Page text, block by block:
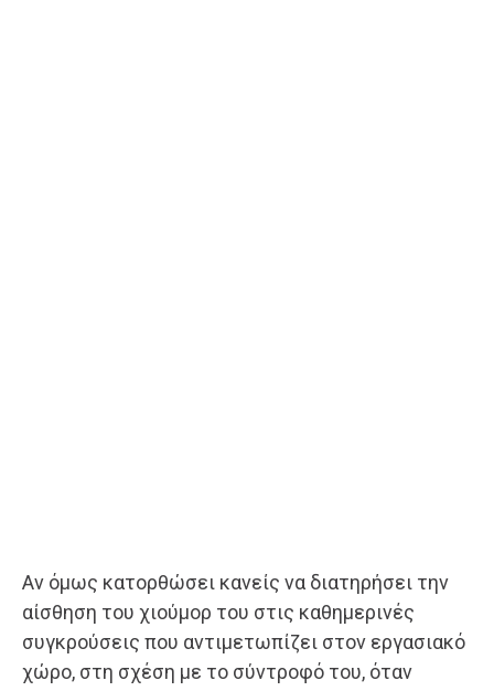
Αν όμως κατορθώσει κανείς να διατηρήσει την
αίσθηση του χιούμορ του στις καθημερινές
συγκρούσεις που αντιμετωπίζει στον εργασιακό
χώρο, στη σχέση με το σύντροφό του, όταν